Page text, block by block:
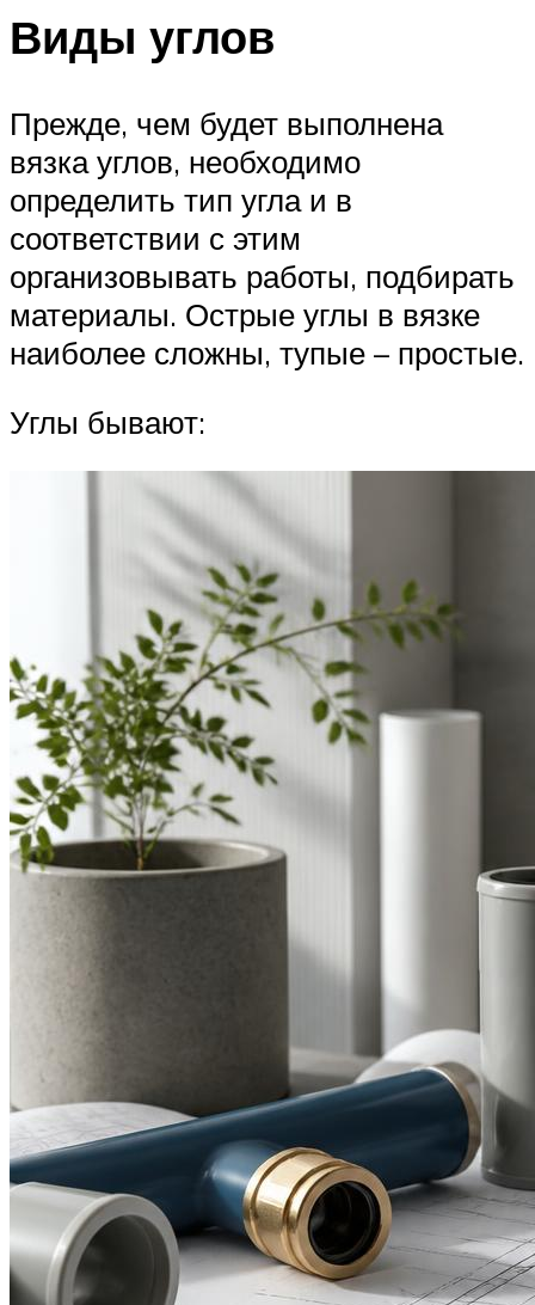
Виды углов
Прежде, чем будет выполнена
вязка углов, необходимо
определить тип угла и в
соответствии с этим
организовывать работы, подбирать
материалы. Острые углы в вязке
наиболее сложны, тупые – простые.
Углы бывают: